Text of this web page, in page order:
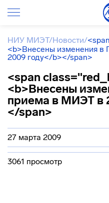
НИУ МИЭТ/Новости/
<b>Внесены изменения
2009 году</b></span>
<span
<b>Внесены
приема в МИЭТ в
</span>
27 марта 2009
3061 просмотр